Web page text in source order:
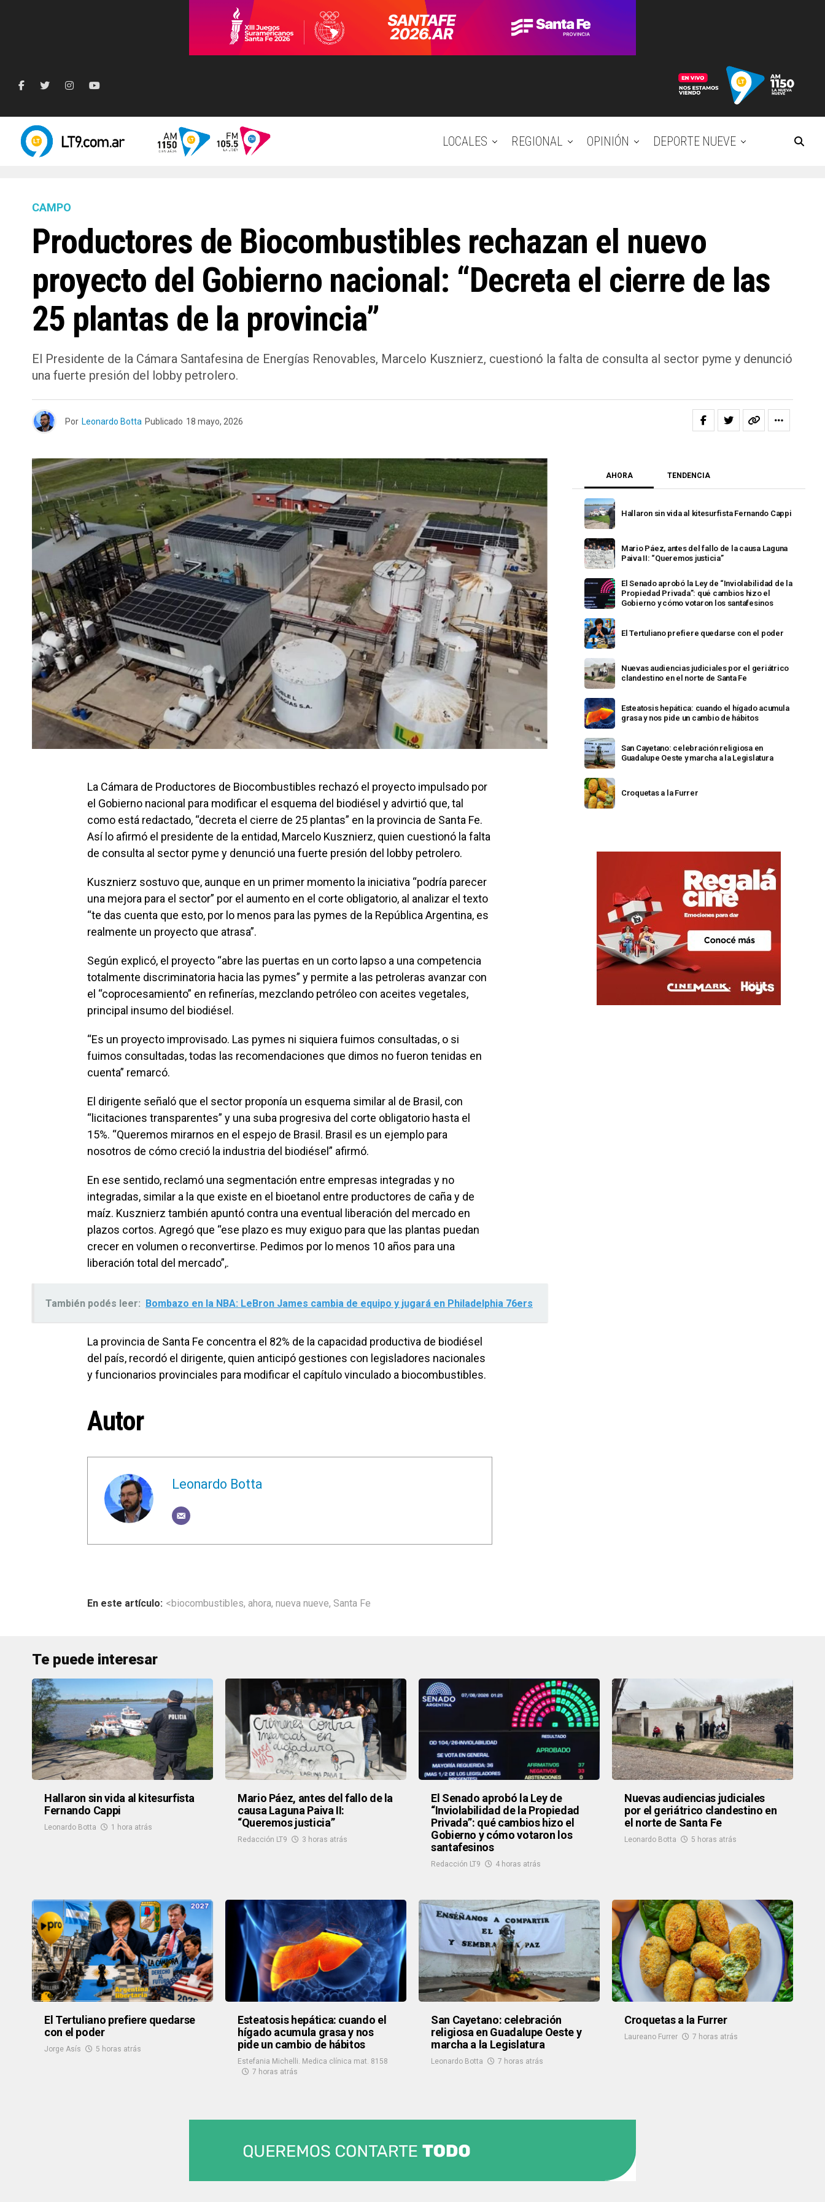
LOCALES REGIONAL OPINIÓN DEPORTE NUEVE
CAMPO
Productores de Biocombustibles rechazan el nuevo
proyecto del Gobierno nacional: “Decreta el cierre de las
25 plantas de la provincia”
El Presidente de la Cámara Santafesina de Energías Renovables, Marcelo Kusznierz, cuestionó la falta de consulta al sector pyme y denunció
una fuerte presión del lobby petrolero.
Por Leonardo Botta Publicado 18 mayo, 2026
La Cámara de Productores de Biocombustibles rechazó el proyecto impulsado por
el Gobierno nacional para modificar el esquema del biodiésel y advirtió que, tal
como está redactado, “decreta el cierre de 25 plantas” en la provincia de Santa Fe.
Así lo afirmó el presidente de la entidad, Marcelo Kusznierz, quien cuestionó la falta
de consulta al sector pyme y denunció una fuerte presión del lobby petrolero.
Kusznierz sostuvo que, aunque en un primer momento la iniciativa “podría parecer
una mejora para el sector” por el aumento en el corte obligatorio, al analizar el texto
“te das cuenta que esto, por lo menos para las pymes de la República Argentina, es
realmente un proyecto que atrasa”.
Según explicó, el proyecto “abre las puertas en un corto lapso a una competencia
totalmente discriminatoria hacia las pymes” y permite a las petroleras avanzar con
el “coprocesamiento” en refinerías, mezclando petróleo con aceites vegetales,
principal insumo del biodiésel.
“Es un proyecto improvisado. Las pymes ni siquiera fuimos consultadas, o si
fuimos consultadas, todas las recomendaciones que dimos no fueron tenidas en
cuenta” remarcó.
El dirigente señaló que el sector proponía un esquema similar al de Brasil, con
“licitaciones transparentes” y una suba progresiva del corte obligatorio hasta el
15%. “Queremos mirarnos en el espejo de Brasil. Brasil es un ejemplo para
nosotros de cómo creció la industria del biodiésel” afirmó.
En ese sentido, reclamó una segmentación entre empresas integradas y no
integradas, similar a la que existe en el bioetanol entre productores de caña y de
maíz. Kusznierz también apuntó contra una eventual liberación del mercado en
plazos cortos. Agregó que “ese plazo es muy exiguo para que las plantas puedan
crecer en volumen o reconvertirse. Pedimos por lo menos 10 años para una
liberación total del mercado”,.
También podés leer: Bombazo en la NBA: LeBron James cambia de equipo y jugará en Philadelphia 76ers
La provincia de Santa Fe concentra el 82% de la capacidad productiva de biodiésel
del país, recordó el dirigente, quien anticipó gestiones con legisladores nacionales
y funcionarios provinciales para modificar el capítulo vinculado a biocombustibles.
Autor
Leonardo Botta
<biocombustibles, ahora, nueva nueve, Santa Fe
AHORA TENDENCIA
Hallaron sin vida al kitesurfista Fernando Cappi
Mario Páez, antes del fallo de la causa Laguna
Paiva II: “Queremos justicia”
El Senado aprobó la Ley de “Inviolabilidad de la
Propiedad Privada”: qué cambios hizo el
Gobierno y cómo votaron los santafesinos
El Tertuliano prefiere quedarse con el poder
Nuevas audiencias judiciales por el geriátrico
clandestino en el norte de Santa Fe
Esteatosis hepática: cuando el hígado acumula
grasa y nos pide un cambio de hábitos
San Cayetano: celebración religiosa en
Guadalupe Oeste y marcha a la Legislatura
Croquetas a la Furrer
Te puede interesar
Hallaron sin vida al kitesurfista
Fernando Cappi
Leonardo Botta 1 hora atrás
Mario Páez, antes del fallo de la
causa Laguna Paiva II:
“Queremos justicia”
Redacción LT9 3 horas atrás
El Senado aprobó la Ley de
“Inviolabilidad de la Propiedad
Privada”: qué cambios hizo el
Gobierno y cómo votaron los
santafesinos
Redacción LT9 4 horas atrás
Nuevas audiencias judiciales
por el geriátrico clandestino en
el norte de Santa Fe
Leonardo Botta 5 horas atrás
El Tertuliano prefiere quedarse
con el poder
Jorge Asís 5 horas atrás
Esteatosis hepática: cuando el
hígado acumula grasa y nos
pide un cambio de hábitos
Estefania Michelli. Medica clínica mat. 8158
7 horas atrás
San Cayetano: celebración
religiosa en Guadalupe Oeste y
marcha a la Legislatura
Leonardo Botta 7 horas atrás
Croquetas a la Furrer
Laureano Furrer 7 horas atrás